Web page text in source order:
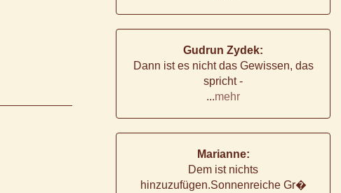
Gudrun Zydek:
Dann ist es nicht das Gewissen, das
spricht -
...mehr
Marianne:
Dem ist nichts
hinzuzufügen.Sonnenreiche Gr�